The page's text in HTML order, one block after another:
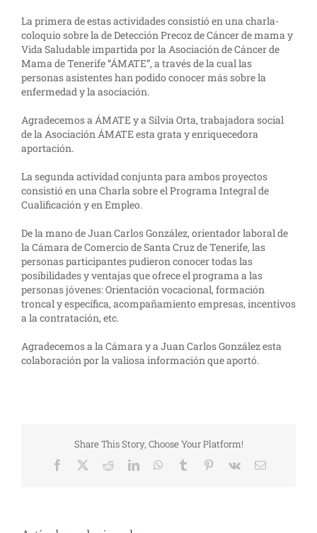
La primera de estas actividades consistió en una charla-
coloquio sobre la de Detección Precoz de Cáncer de mama y
Vida Saludable impartida por la Asociación de Cáncer de
Mama de Tenerife “ÁMATE”, a través de la cual las
personas asistentes han podido conocer más sobre la
enfermedad y la asociación.
Agradecemos a ÁMATE y a Silvia Orta, trabajadora social
de la Asociación ÁMATE esta grata y enriquecedora
aportación.
La segunda actividad conjunta para ambos proyectos
consistió en una Charla sobre el Programa Integral de
Cualificación y en Empleo.
De la mano de Juan Carlos González, orientador laboral de
la Cámara de Comercio de Santa Cruz de Tenerife, las
personas participantes pudieron conocer todas las
posibilidades y ventajas que ofrece el programa a las
personas jóvenes: Orientación vocacional, formación
troncal y específica, acompañamiento empresas, incentivos
a la contratación, etc.
Agradecemos a la Cámara y a Juan Carlos González esta
colaboración por la valiosa información que aportó.
Share This Story, Choose Your Platform!
Facebook RedditLinkedInWhatsApp
Tumblr Pinterest
Vk
Correo